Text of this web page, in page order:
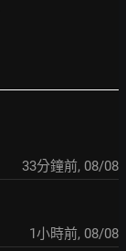
33分鐘前, 08/08
1小時前, 08/08